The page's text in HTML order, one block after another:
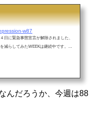
w87
日に緊急事態宣言が解除されました、
減らしてみたWEEKは継続中です。試
ンバルタを１錠...
んだろうか、今週は88